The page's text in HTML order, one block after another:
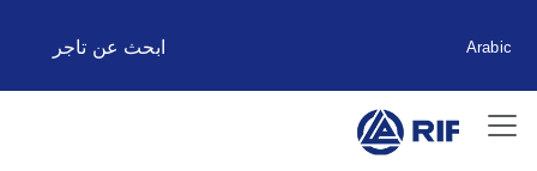
Arabic ابحث عن تاجر